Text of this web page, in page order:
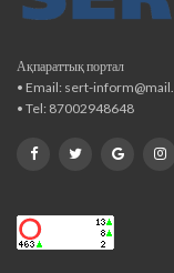
Ақпараттық портал
• Email: sert-
• Tel: 87002948648